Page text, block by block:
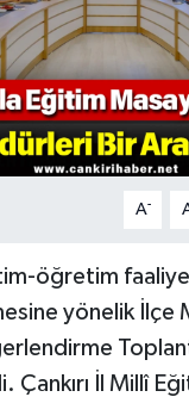
A-
öğretim
yönelik İlçe
Çankırı İl Millî